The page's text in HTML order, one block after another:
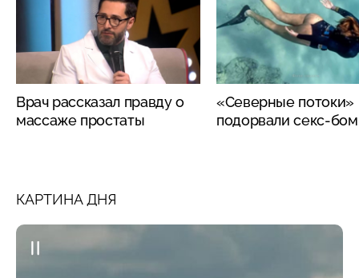
Врач рассказал правду о
массаже простаты
«Северные потоки»
подорвали секс-
КАРТИНА ДНЯ